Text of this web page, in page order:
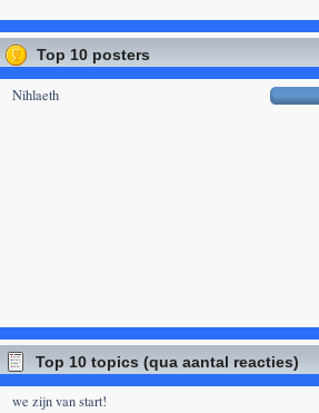
Top 10 posters
Nihlaeth
Top 10 topics (qua aantal reacties)
we zijn van start!